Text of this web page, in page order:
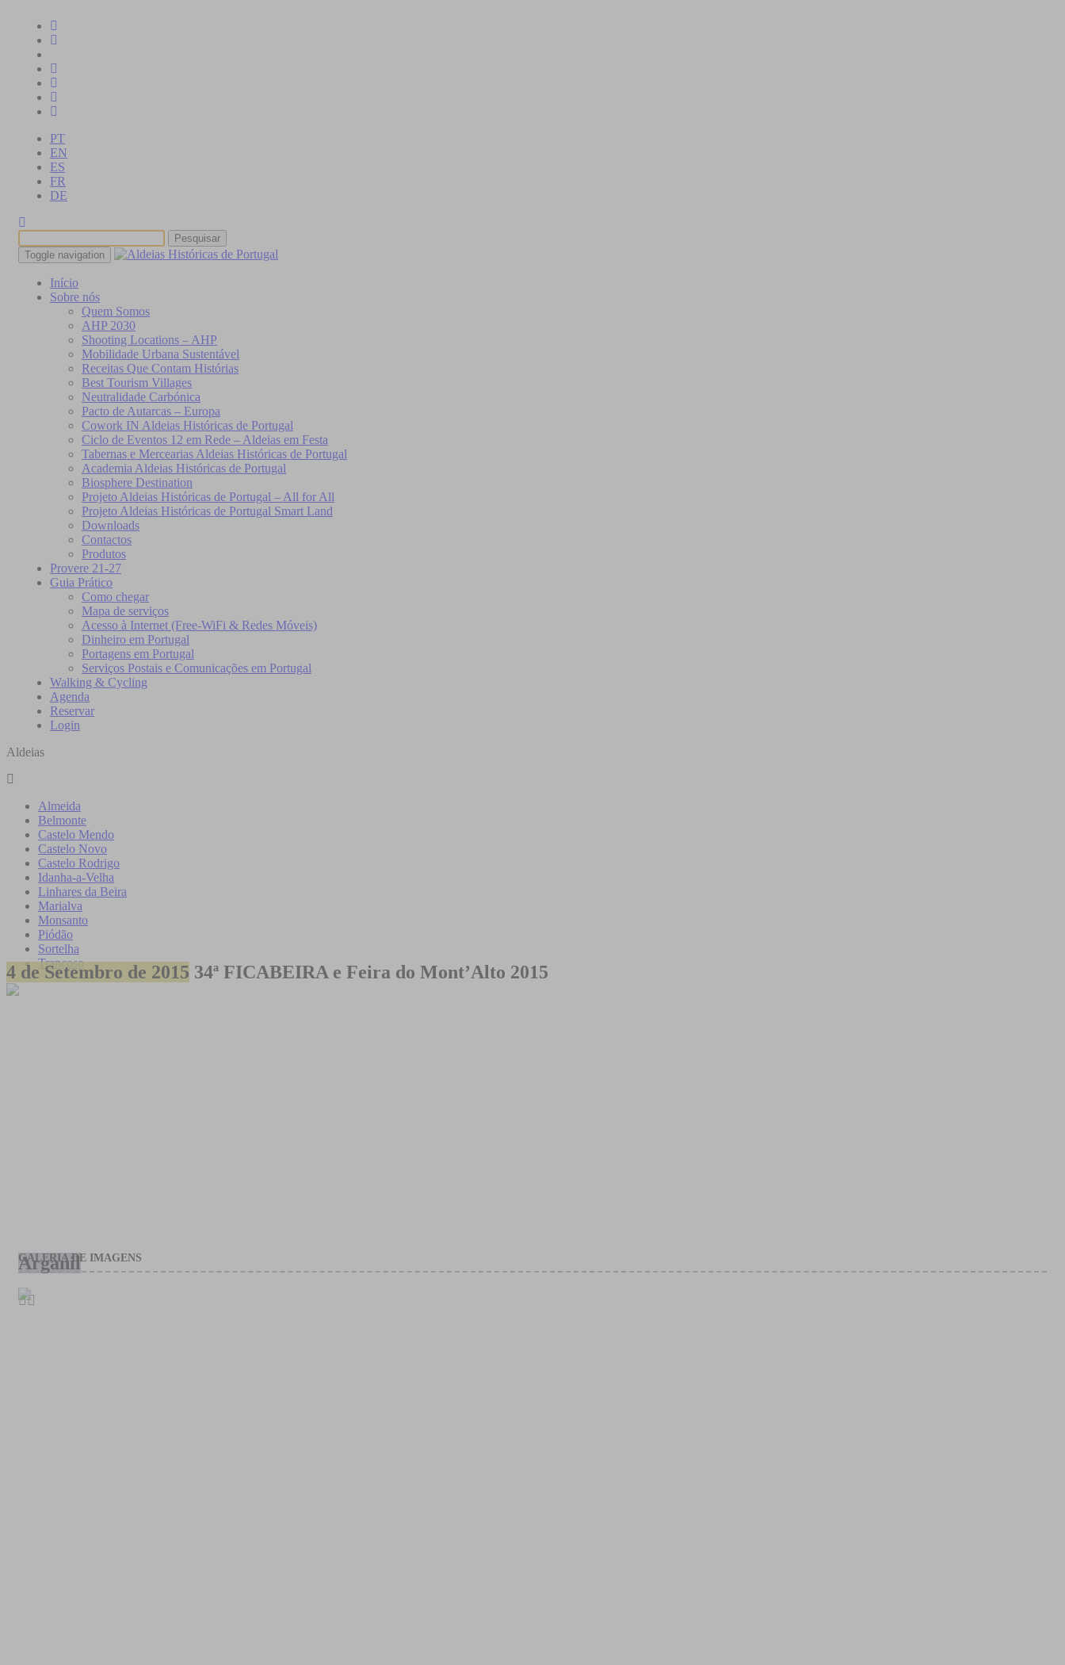
PT
EN
ES
FR
DE
Toggle navigation
Início
Sobre nós
Quem Somos
AHP 2030
Shooting Locations – AHP
Mobilidade Urbana Sustentável
Receitas Que Contam Histórias
Best Tourism Villages
Neutralidade Carbónica
Pacto de Autarcas – Europa
Cowork IN Aldeias Históricas de Portugal
Ciclo de Eventos 12 em Rede – Aldeias em Festa
Tabernas e Mercearias Aldeias Históricas de Portugal
Academia Aldeias Históricas de Portugal
Biosphere Destination
Projeto Aldeias Históricas de Portugal – All for All
Projeto Aldeias Históricas de Portugal Smart Land
Downloads
Contactos
Produtos
Provere 21-27
Guia Prático
Como chegar
Mapa de serviços
Acesso à Internet (Free-WiFi & Redes Móveis)
Dinheiro em Portugal
Portagens em Portugal
Serviços Postais e Comunicações em Portugal
Walking & Cycling
Agenda
Reservar
Login
Aldeias
Almeida
Belmonte
Castelo Mendo
Castelo Novo
Castelo Rodrigo
Idanha-a-Velha
Linhares da Beira
Marialva
Monsanto
Piódão
Sortelha
Trancoso
4 de Setembro de 2015 34ª FICABEIRA e Feira do Mont’Alto 2015
Arganil
GALERIA DE IMAGENS